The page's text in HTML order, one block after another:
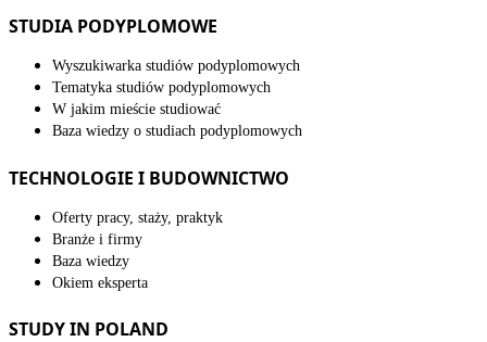
STUDIA PODYPLOMOWE
Wyszukiwarka studiów podyplomowych
Tematyka studiów podyplomowych
W jakim mieście studiować
Baza wiedzy o studiach podyplomowych
TECHNOLOGIE I BUDOWNICTWO
Oferty pracy, staży, praktyk
Branże i firmy
Baza wiedzy
Okiem eksperta
STUDY IN POLAND